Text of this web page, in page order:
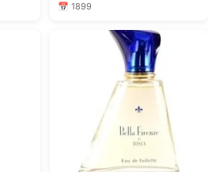
📅 1899